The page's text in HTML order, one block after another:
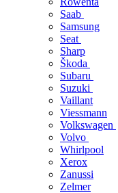
Saab
Samsung
Seat
Sharp
Škoda
Subaru
Suzuki
Vaillant
Viessmann
Volkswagen
Volvo
Whirlpool
Xerox
Zanussi
Zelmer